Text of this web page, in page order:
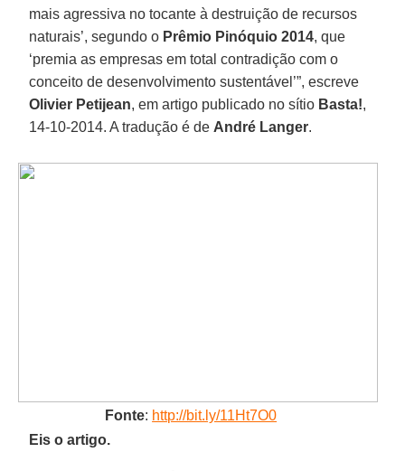
mais agressiva no tocante à destruição de recursos
naturais’, segundo o Prêmio Pinóquio 2014, que
‘premia as empresas em total contradição com o
conceito de desenvolvimento sustentável’”, escreve
Olivier Petijean, em artigo publicado no sítio Basta!,
14-10-2014. A tradução é de André Langer.
Fonte: http://bit.ly/11Ht7O0
Eis o artigo.